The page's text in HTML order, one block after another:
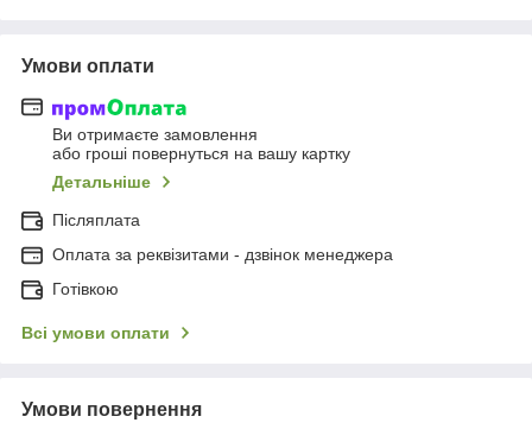
Умови оплати
Ви отримаєте замовлення
або гроші повернуться на вашу картку
Детальніше
Післяплата
Оплата за реквізитами - дзвінок менеджера
Готівкою
Всі умови оплати
Умови повернення